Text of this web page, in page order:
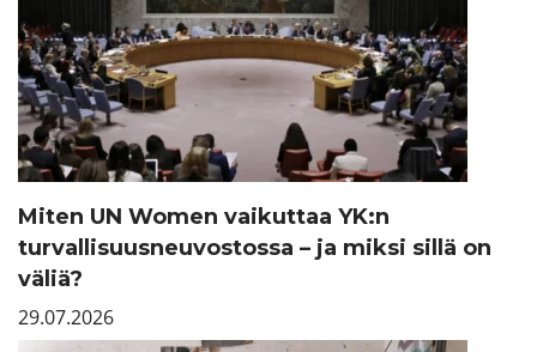
Miten UN Women vaikuttaa YK:n
turvallisuusneuvostossa – ja miksi sillä on
väliä?
29.07.2026